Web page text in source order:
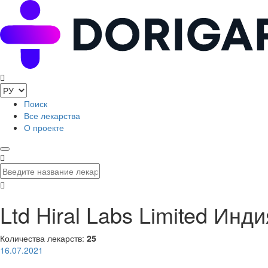
Поиск
Все лекарства
О проекте
Ltd Hiral Labs Limited
Количества лекарств: 25
16.07.2021